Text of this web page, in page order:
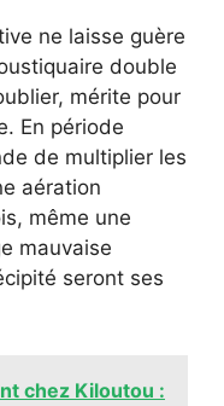
ne laisse guère
double
mérite pour
En période
de multiplier les
aération
même une
mauvaise
seront ses
chez Kiloutou :